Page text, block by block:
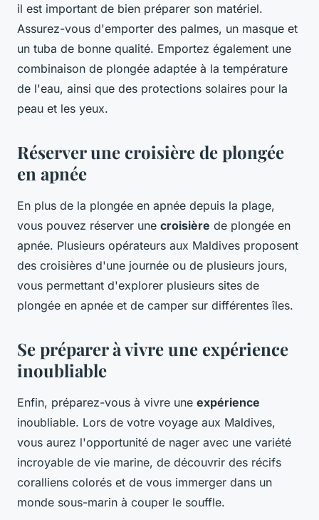
il est important de bien préparer son matériel.
Assurez-vous d'emporter des palmes, un masque et
un tuba de bonne qualité. Emportez également une
combinaison de plongée adaptée à la température
de l'eau, ainsi que des protections solaires pour la
peau et les yeux.
Réserver une croisière de plongée
en apnée
En plus de la plongée en apnée depuis la plage,
vous pouvez réserver une croisière de plongée en
apnée. Plusieurs opérateurs aux Maldives proposent
des croisières d'une journée ou de plusieurs jours,
vous permettant d'explorer plusieurs sites de
plongée en apnée et de camper sur différentes îles.
Se préparer à vivre une expérience
inoubliable
Enfin, préparez-vous à vivre une expérience
inoubliable. Lors de votre voyage aux Maldives,
vous aurez l'opportunité de nager avec une variété
incroyable de vie marine, de découvrir des récifs
coralliens colorés et de vous immerger dans un
monde sous-marin à couper le souffle.